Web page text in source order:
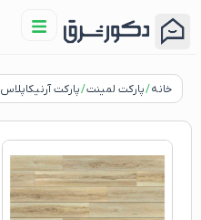
خانه/پارکت لمینت/پارکت آرنیکاپلاس